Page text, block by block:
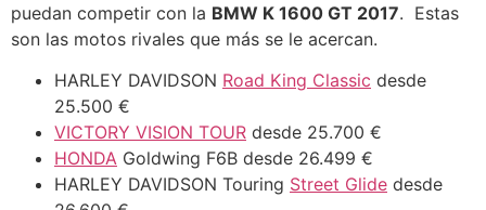
puedan competir con la BMW K 1600 GT 2017. Estas
son las motos rivales que más se le acercan.
HARLEY DAVIDSON Road King Classic desde
25.500 €
VICTORY VISION TOUR desde 25.700 €
HONDA Goldwing F6B desde 26.499 €
HARLEY DAVIDSON Touring Street Glide desde